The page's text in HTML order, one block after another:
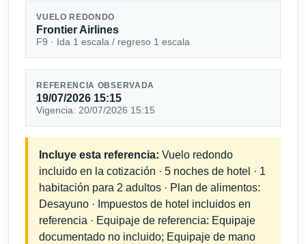
VUELO REDONDO
Frontier Airlines
F9 · Ida 1 escala / regreso 1 escala
REFERENCIA OBSERVADA
19/07/2026 15:15
Vigencia: 20/07/2026 15:15
Incluye esta referencia: Vuelo redondo
incluido en la cotización · 5 noches de hotel · 1
habitación para 2 adultos · Plan de alimentos:
Desayuno · Impuestos de hotel incluidos en
referencia · Equipaje de referencia: Equipaje
documentado no incluido; Equipaje de mano